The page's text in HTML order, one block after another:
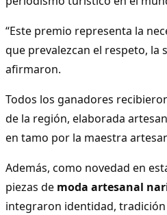
“Este premio representa la
que prevalezcan el respeto, la
afirmaron.
Todos los ganadores
de la región, elaborada
en tamo por la maestra
Además, como novedad en
piezas de moda artesanal
integraron identidad,